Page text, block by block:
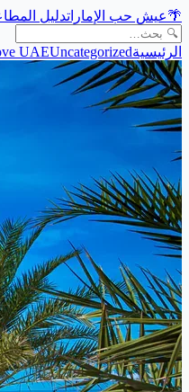
🌴عيش حب الإماراتدليل
الرئيسية UAEUncategorized